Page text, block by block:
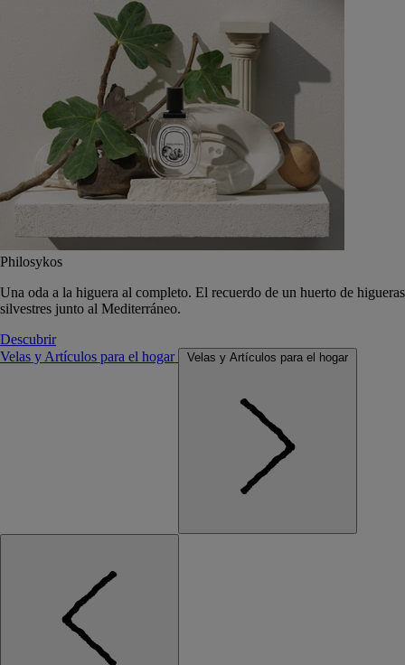
Philosykos
Una oda a la higuera al completo. El recuerdo de un huerto de higueras
silvestres junto al Mediterráneo.
Descubrir
Velas y Artículos para el hogar
Velas y Artículos para el hogar